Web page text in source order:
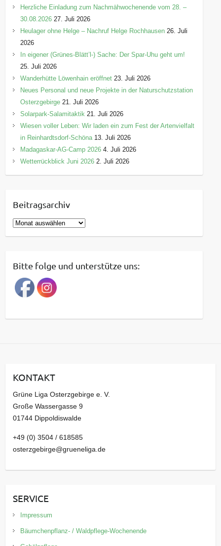
Herzliche Einladung zum Nachmähwochenende vom 28. –
30.08.2026 27. Juli 2026
Heulager ohne Helge – Nachruf Helge Rochhausen 26. Juli
2026
In eigener (Grünes-Blätt’l-) Sache: Der Spar-Uhu geht um!
25. Juli 2026
Wanderhütte Löwenhain eröffnet 23. Juli 2026
Neues Personal und neue Projekte in der Naturschutzstation
Osterzgebirge 21. Juli 2026
Solarpark-Salamitaktik 21. Juli 2026
Wiesen voller Leben: Wir laden ein zum Fest der Artenvielfalt
in Reinhardtsdorf-Schöna 13. Juli 2026
Madagaskar-AG-Camp 2026 4. Juli 2026
Wetterrückblick Juni 2026 2. Juli 2026
Beitragsarchiv
B
e
r
a
g
a
v
Bitte folge und unterstütze uns:
KONTAKT
Grüne Liga Osterzgebirge e. V.
Große Wassergasse 9
01744 Dippoldiswalde
+49 (0) 3504 / 618585
osterzgebirge@grueneliga.de
SERVICE
Impressum
Bäumchenpflanz- / Waldpflege-Wochenende